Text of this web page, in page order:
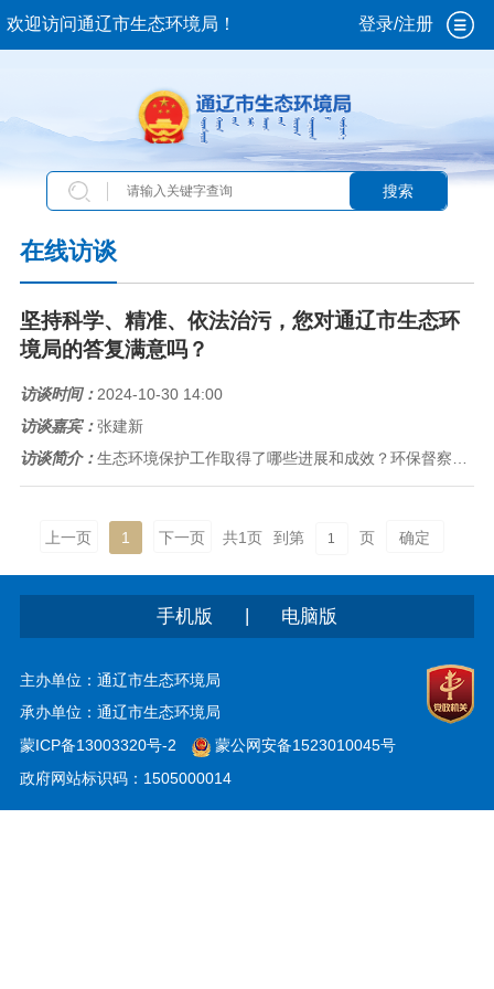
欢迎访问通辽市生态环境局！ 登录/注册
搜索
在线访谈
坚持科学、精准、依法治污，您对通辽市生态环
境局的答复满意吗？
访谈时间：2024-10-30 14:00
访谈嘉宾：张建新
访谈简介：生态环境保护工作取得了哪些进展和成效？环保督察整改落实的进展情况？10月30日，通辽市生态环境局就市民关心关注的问题进行...
上一页 1 下一页 共1页 到第 页 确定
手机版 电脑版
主办单位：通辽市生态环境局
承办单位：通辽市生态环境局
蒙ICP备13003320号-2
蒙公网安备1523010045号
政府网站标识码：1505000014